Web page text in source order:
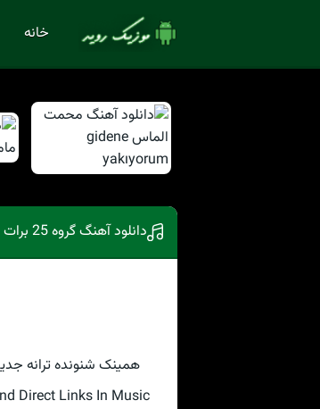
خانه
دانلود آهنگ گروه 25 برات جون میدم
همینک شنونده ترانه جدید خواننده
Direct Links In Music